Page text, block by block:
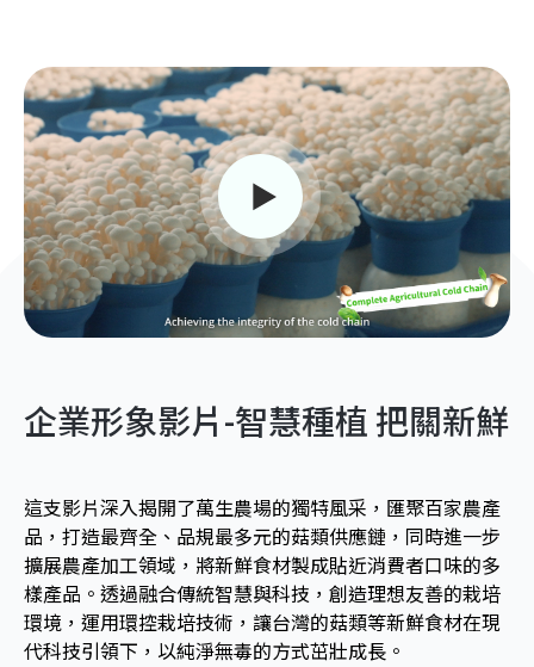
企業形象影片-智慧種植 把關新鮮
這支影片深入揭開了萬生農場的獨特風采，匯聚百家農產
品，打造最齊全、品規最多元的菇類供應鏈，同時進一步
擴展農產加工領域，將新鮮食材製成貼近消費者口味的多
樣產品。透過融合傳統智慧與科技，創造理想友善的栽培
環境，運用環控栽培技術，讓台灣的菇類等新鮮食材在現
代科技引領下，以純淨無毒的方式茁壯成長。